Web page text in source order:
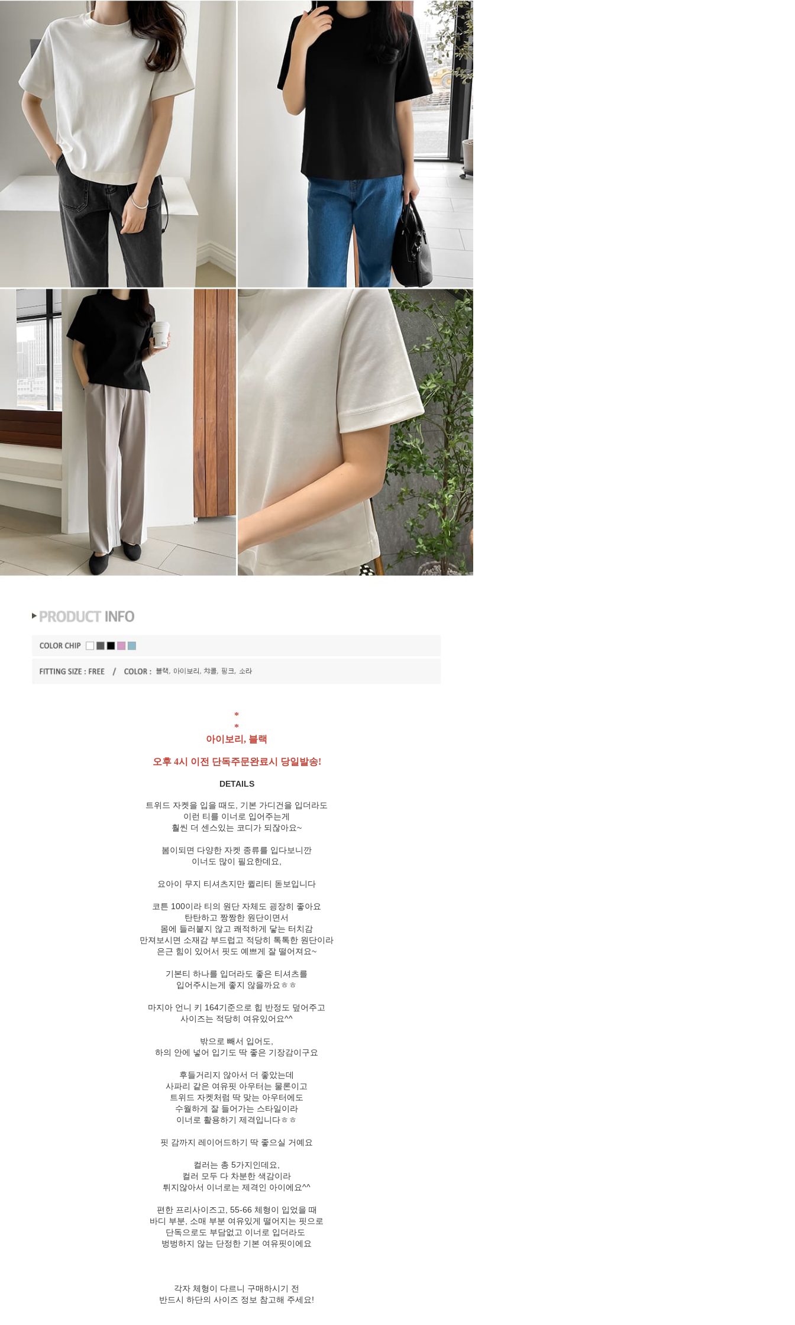
*
*
아이보리, 블랙
오후 4시 이전 단독주문완료시 당일발송!
DETAILS
트위드 자켓을 입을 때도, 기본 가디건을 입더라도
이런 티를 이너로 입어주는게
훨씬 더 센스있는 코디가 되잖아요~
봄이되면 다양한 자켓 종류를 입다보니깐
이너도 많이 필요한데요,
요아이 무지 티셔츠지만 퀼리티 돋보입니다
코튼 100이라 티의 원단 자체도 굉장히 좋아요
탄탄하고 짱짱한 원단이면서
몸에 들러붙지 않고 쾌적하게 닿는 터치감
만져보시면 소재감 부드럽고 적당히 톡톡한 원단이라
은근 힘이 있어서 핏도 예쁘게 잘 떨어져요~
기본티 하나를 입더라도 좋은 티셔츠를
입어주시는게 좋지 않을까요ㅎㅎ
마지아 언니 키 164기준으로 힙 반정도 덮어주고
사이즈는 적당히 여유있어요^^
밖으로 빼서 입어도,
하의 안에 넣어 입기도 딱 좋은 기장감이구요
후들거리지 않아서 더 좋았는데
사파리 같은 여유핏 아우터는 물론이고
트위드 자켓처럼 딱 맞는 아우터에도
수월하게 잘 들어가는 스타일이라
이너로 활용하기 제격입니다ㅎㅎ
핏 감까지 레이어드하기 딱 좋으실 거예요
컬러는 총 5가지인데요,
컬러 모두 다 차분한 색감이라
튀지않아서 이너로는 제격인 아이에요^^
편한 프리사이즈고, 55-66 체형이 입었을 때
바디 부분, 소매 부분 여유있게 떨어지는 핏으로
단독으로도 부담없고 이너로 입더라도
벙벙하지 않는 단정한 기본 여유핏이에요
각자 체형이 다르니 구매하시기 전
반드시 하단의 사이즈 정보 참고해 주세요!